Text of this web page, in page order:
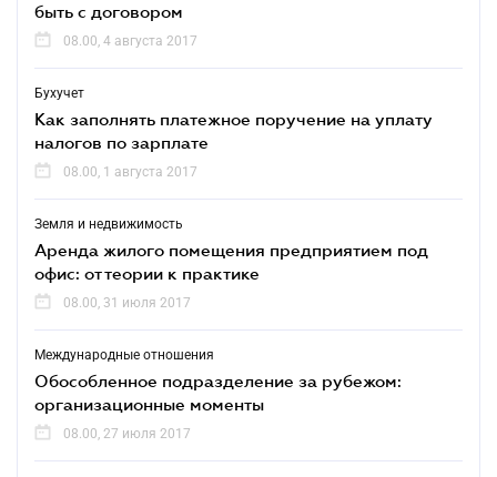
быть с договором
08.00, 4 августа 2017
Бухучет
Как заполнять платежное поручение на уплату
налогов по зарплате
08.00, 1 августа 2017
Земля и недвижимость
Аренда жилого помещения предприятием под
офис: от теории к практике
08.00, 31 июля 2017
Международные отношения
Обособленное подразделение за рубежом:
организационные моменты
08.00, 27 июля 2017